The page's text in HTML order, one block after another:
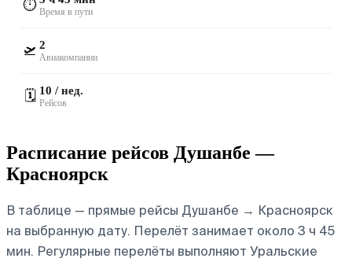
⏱️ Время в пути
🛫 2
Авиакомпании
🗓️ 10 / нед.
Рейсов
Расписание рейсов Душанбе —
Красноярск
В таблице — прямые рейсы Душанбе → Красноярск
на выбранную дату. Перелёт занимает около 3 ч 45
мин. Регулярные перелёты выполняют Уральские